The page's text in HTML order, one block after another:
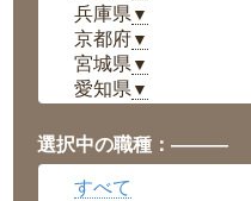
兵庫県 ▼
京都府▼
宮城県 ▼
愛知県 ▼
岡山県▼
広島県▼
沖縄県
選択中の職種：———
すべて